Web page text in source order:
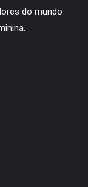
do mundo